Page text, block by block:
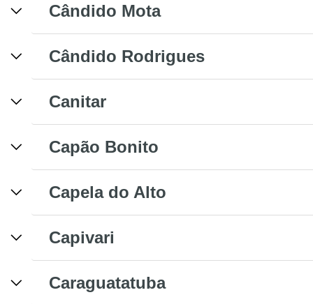
Cândido Mota
Cândido Rodrigues
Canitar
Capão Bonito
Capela do Alto
Capivari
Caraguatatuba